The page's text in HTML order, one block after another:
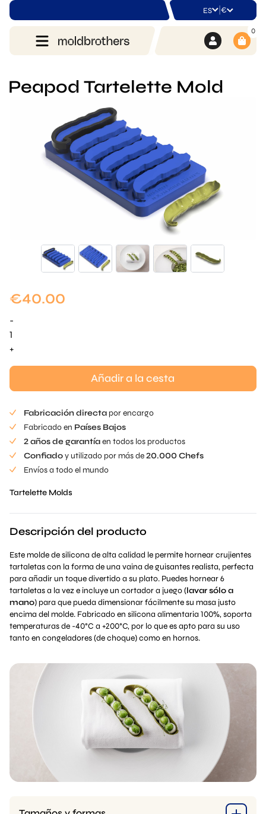
ES | €
0
Peapod Tartelette Mold
€40.00
-
Peapod
Tartelette
+
Añadir a la cesta
Fabricación directa por encargo
Fabricado en Países Bajos
2 años de garantíaen todos los productos
Confiadoy utilizado por más de20.000 Chefs
Envíos a todo el mundo
Tartelette Molds
Descripción del producto
Este molde de silicona de alta calidad le permite hornear crujientes
tartaletas con la forma de una vaina de guisantes realista, perfecta
para añadir un toque divertido a su plato. Puedes hornear 6
tartaletas a la vez e incluye un cortador a juego (lavar sólo a
mano) para que pueda dimensionar fácilmente su masa justo
encima del molde. Fabricado en silicona alimentaria 100%, soporta
temperaturas de -40°C a +200°C, por lo que es apto para su uso
tanto en congeladores (de choque) como en hornos.